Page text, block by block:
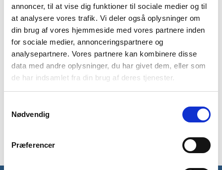
annoncer, til at vise dig funktioner til sociale medier og til
at analysere vores trafik. Vi deler også oplysninger om
din brug af vores hjemmeside med vores partnere inden
for sociale medier, annonceringspartnere og
analysepartnere. Vores partnere kan kombinere disse
data med andre oplysninger, du har givet dem, eller som
de har indsamlet fra din brug af deres tjenester.
Nødvendig
Præferencer
BESKRIVELSE
YDERLIGERE INFORMATION
BRAND
FAQ
backpacking. Blød og slidstærk t-shirt i 100% polyester.
Materialet gør t-shirten hurtigtørrende og svedabsorberende.